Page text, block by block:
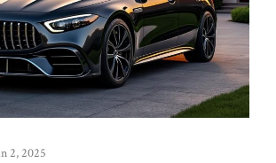
2, 2025